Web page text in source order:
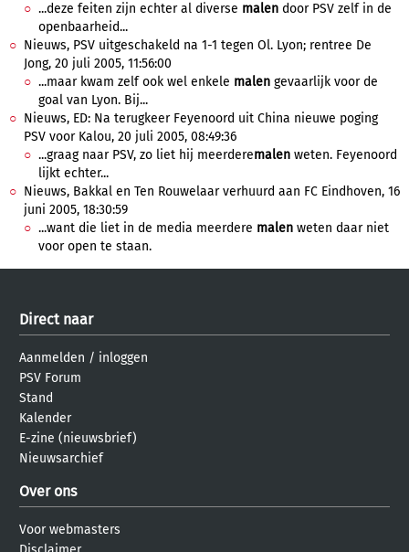
...deze feiten zijn echter al diverse malen door PSV zelf in de
openbaarheid...
Nieuws, PSV uitgeschakeld na 1-1 tegen Ol. Lyon; rentree De
Jong, 20 juli 2005, 11:56:00
...maar kwam zelf ook wel enkele malen gevaarlijk voor de
goal van Lyon. Bij...
Nieuws, ED: Na terugkeer Feyenoord uit China nieuwe poging
PSV voor Kalou, 20 juli 2005, 08:49:36
...graag naar PSV, zo liet hij meerderemalen weten. Feyenoord
lijkt echter...
Nieuws, Bakkal en Ten Rouwelaar verhuurd aan FC Eindhoven, 16
juni 2005, 18:30:59
...want die liet in de media meerdere malen weten daar niet
voor open te staan.
Direct naar
Aanmelden / inloggen
PSV Forum
Stand
Kalender
E-zine (nieuwsbrief)
Nieuwsarchief
Over ons
Voor webmasters